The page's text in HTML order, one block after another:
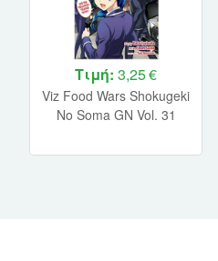
Τιμή: 3,25 €
Viz Food Wars Shokugeki
No Soma GN Vol. 31